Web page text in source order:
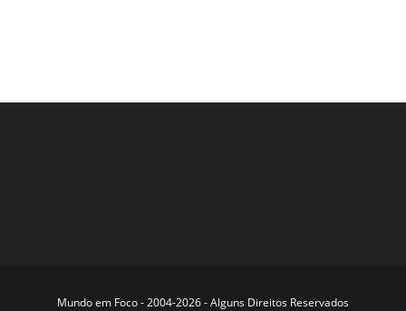
Mundo em Foco - 2004-2026 - Alguns Direitos Reservados